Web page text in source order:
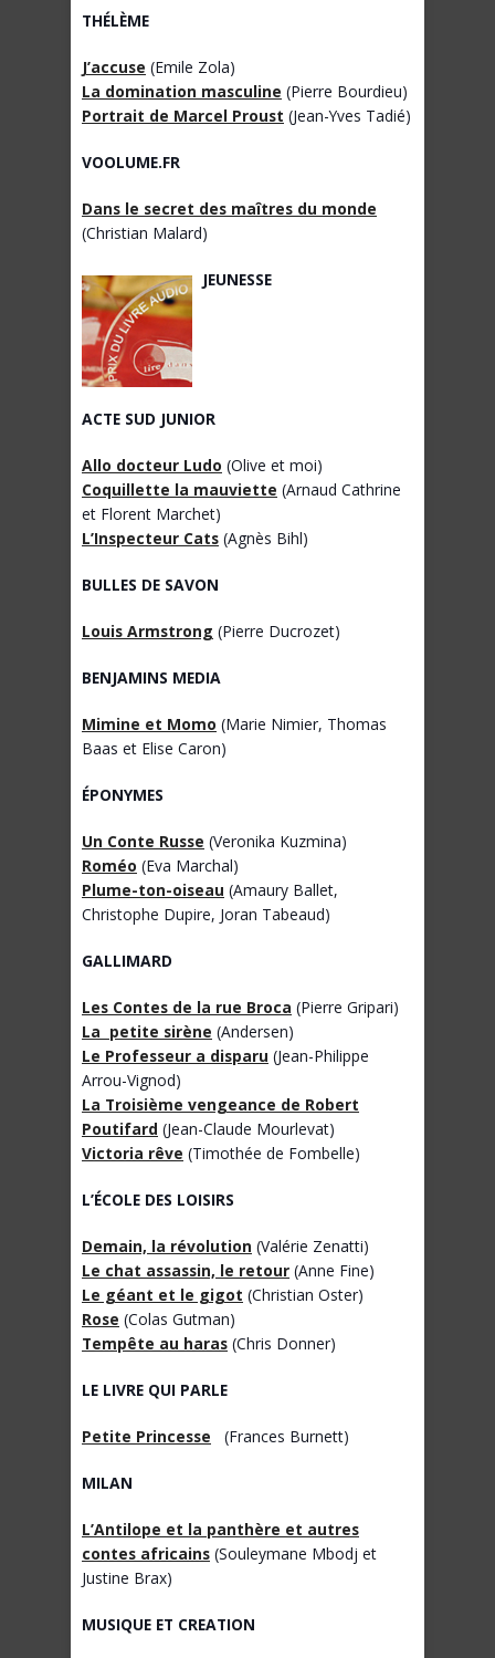
THÉLÈME
J’accuse (Emile Zola)
La domination masculine (Pierre Bourdieu)
Portrait de Marcel Proust (Jean-Yves Tadié)
VOOLUME.FR
Dans le secret des maîtres du monde
(Christian Malard)
JEUNESSE
ACTE SUD JUNIOR
Allo docteur Ludo (Olive et moi)
Coquillette la mauviette (Arnaud Cathrine
et Florent Marchet)
L’Inspecteur Cats (Agnès Bihl)
BULLES DE SAVON
Louis Armstrong (Pierre Ducrozet)
BENJAMINS MEDIA
Mimine et Momo (Marie Nimier, Thomas
Baas et Elise Caron)
ÉPONYMES
Un Conte Russe (Veronika Kuzmina)
Roméo (Eva Marchal)
Plume-ton-oiseau (Amaury Ballet,
Christophe Dupire, Joran Tabeaud)
GALLIMARD
Les Contes de la rue Broca (Pierre Gripari)
La petite sirène (Andersen)
Le Professeur a disparu (Jean-Philippe
Arrou-Vignod)
La Troisième vengeance de Robert
Poutifard (Jean-Claude Mourlevat)
Victoria rêve (Timothée de Fombelle)
L’ÉCOLE DES LOISIRS
Demain, la révolution (Valérie Zenatti)
Le chat assassin, le retour (Anne Fine)
Le géant et le gigot (Christian Oster)
Rose (Colas Gutman)
Tempête au haras (Chris Donner)
LE LIVRE QUI PARLE
Petite Princesse (Frances Burnett)
MILAN
L’Antilope et la panthère et autres
contes africains (Souleymane Mbodj et
Justine Brax)
MUSIQUE ET CREATION